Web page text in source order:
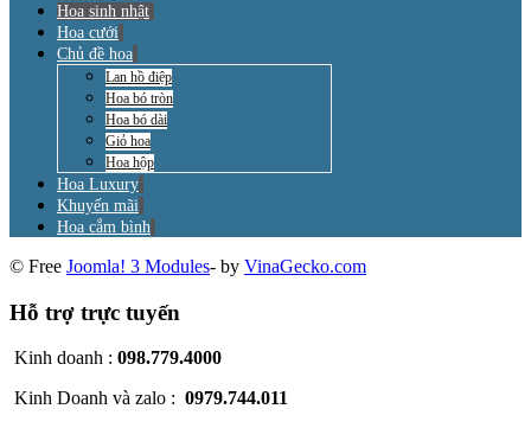
Hoa sinh nhật
Hoa cưới
Chủ đề hoa
Lan hồ điệp
Hoa bó tròn
Hoa bó dài
Giỏ hoa
Hoa hộp
Hoa Luxury
Khuyến mãi
Hoa cắm bình
© Free Joomla! 3 Modules- by VinaGecko.com
Hỗ trợ trực tuyến
Kinh doanh : 098.779.4000
Kinh Doanh và zalo : 0979.744.011